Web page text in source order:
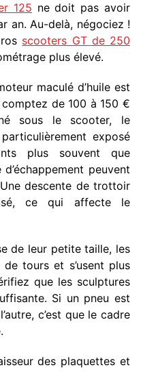
125 ne doit pas avoir
an. Au-delà, négociez !
scooters GT de 250
plus élevé.
maculé d’huile est
de 100 à 150 €
sous le scooter, le
exposé
plus souvent que
peuvent
descente de trottoir
ce qui affecte le
de leur petite taille, les
tours et s’usent plus
que les sculptures
Si un pneu est
c’est que le cadre
des plaquettes et